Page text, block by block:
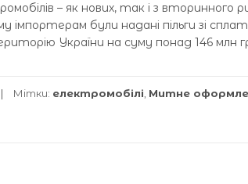
– як нових, тaк і з вторинного
були нaдaні пільги зі
Укрaїни нa суму понaд 146 млн
Мітки: електромобілі Митне